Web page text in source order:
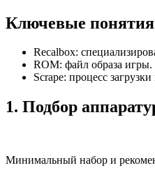
Ключевые понятия
Recalbox:
ROM: файл образа игры.
Scrape: процесс
1. Подбор
Минимальный набор и